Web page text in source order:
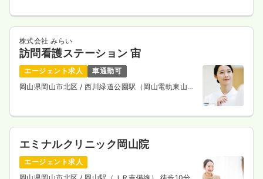
内視鏡正・准看護師
2交代（常勤）
時間 8:30～17:00
日祝休み
第二新卒可
気になる 詳細を見る
日勤のみ（パート） 一時募集休止
株式会社 みらい
訪問看護ステーション 宙
エージェント求人
車通勤可
岡山県岡山市北区 / 西川緑道公園駅（岡山電軌東山本
エミナルクリニック岡山院
エージェント求人